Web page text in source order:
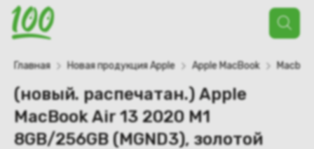
Поиск
товаров
Главная Новая продукция Apple Apple MacBook
(новый. распечатан.) Apple
MacBook Air 13 2020 M1
8GB/256GB (MGND3), золотой